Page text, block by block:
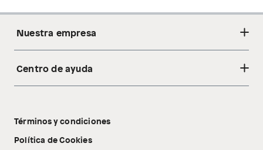
Nuestra empresa
Acerca de nosotros
Tecnología Pillow Walk
Centro de ayuda
Libro de reclamaciones
Términos y condiciones
Política de Cookies